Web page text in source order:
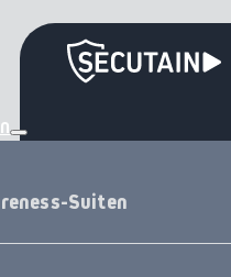
Suiten